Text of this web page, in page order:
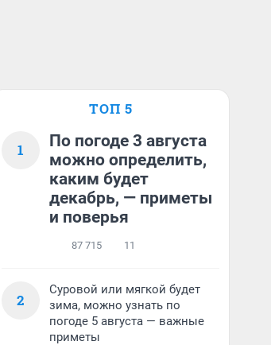
ТОП 5
1
По погоде 3 августа
можно определить,
каким будет
декабрь, — приметы
и поверья
87 715 11
2
Суровой или мягкой будет
зима, можно узнать по
погоде 5 августа — важные
приметы